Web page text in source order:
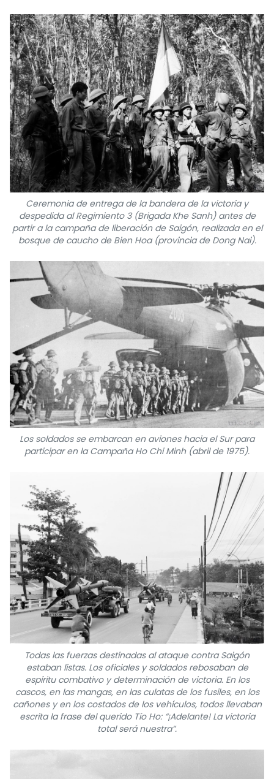
Ceremonia de entrega de la bandera de la victoria y
despedida al Regimiento 3 (Brigada Khe Sanh) antes de
partir a la campaña de liberación de Saigón, realizada en el
bosque de caucho de Bien Hoa (provincia de Dong Nai).
Los soldados se embarcan en aviones hacia el Sur para
participar en la Campaña Ho Chi Minh (abril de 1975).
Todas las fuerzas destinadas al ataque contra Saigón
estaban listas. Los oficiales y soldados rebosaban de
espíritu combativo y determinación de victoria. En los
cascos, en las mangas, en las culatas de los fusiles, en los
cañones y en los costados de los vehículos, todos llevaban
escrita la frase del querido Tío Ho: “¡Adelante! La victoria
total será nuestra”.